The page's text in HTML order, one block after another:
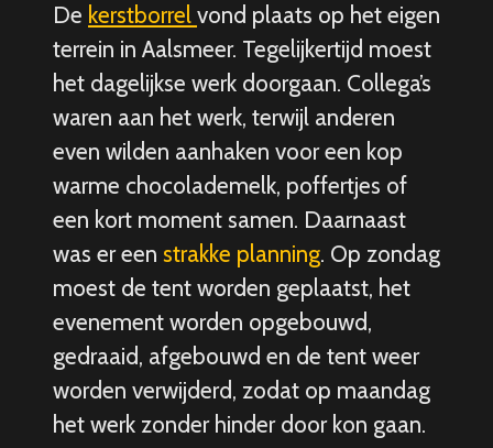
De kerstborrel vond plaats op het eigen
terrein in Aalsmeer. Tegelijkertijd moest
het dagelijkse werk doorgaan. Collega’s
waren aan het werk, terwijl anderen
even wilden aanhaken voor een kop
warme chocolademelk, poffertjes of
een kort moment samen. Daarnaast
was er een strakke planning. Op zondag
moest de tent worden geplaatst, het
evenement worden opgebouwd,
gedraaid, afgebouwd en de tent weer
worden verwijderd, zodat op maandag
het werk zonder hinder door kon gaan.